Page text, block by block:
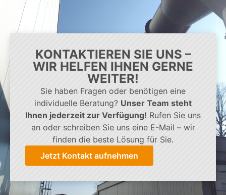
KONTAKTIEREN SIE UNS –
WIR HELFEN IHNEN GERNE
WEITER!
Sie haben Fragen oder benötigen eine
individuelle Beratung? Unser Team steht
Ihnen jederzeit zur Verfügung! Rufen Sie uns
an oder schreiben Sie uns eine E-Mail – wir
finden die beste Lösung für Sie.
Jetzt Kontakt aufnehmen